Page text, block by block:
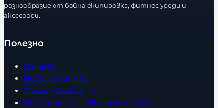
р
в
о
разнообразие от бойна екипировка, фитнес уреди и
аксесоари.
Полезно
Начало
Нови продукти
Общи условия
Политика за поверителност